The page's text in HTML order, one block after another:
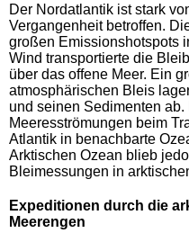
Der Nordatlantik ist stark
Vergangenheit betroffen.
großen Emissionshotspots
Wind transportierte die
über das offene Meer. Ein
atmosphärischen Bleis
und seinen Sedimenten
Meeresströmungen beim
Atlantik in benachbarte
Arktischen Ozean blieb
Bleimessungen in
Expeditionen durch die
Meerengen